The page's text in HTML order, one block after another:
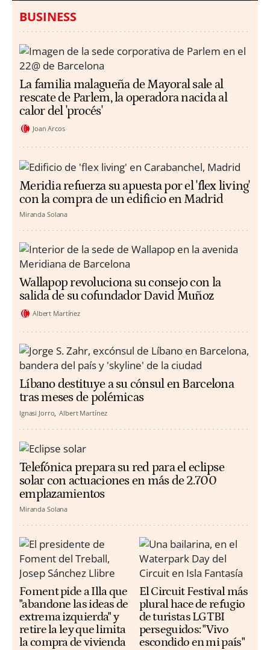
BUSINESS
La familia malagueña de Mayoral sale al
rescate de Parlem, la operadora nacida al
calor del 'procés'
Joan Arcos
Meridia refuerza su apuesta por el 'flex living'
con la compra de un edificio en Madrid
Miranda Solana
Wallapop revoluciona su consejo con la
salida de su cofundador David Muñoz
Albert Martínez
Líbano destituye a su cónsul en Barcelona
tras meses de polémicas
Ignasi Jorro Albert Martínez
Telefónica prepara su red para el eclipse
solar con actuaciones en más de 2.700
emplazamientos
Miranda Solana
Foment pide a Illa que
"abandone las ideas de
extrema izquierda" y
retire la ley que limita
la compra de vivienda
El Circuit Festival más
plural hace de refugio
de turistas LGTBI
perseguidos: "Vivo
escondido en mi país"